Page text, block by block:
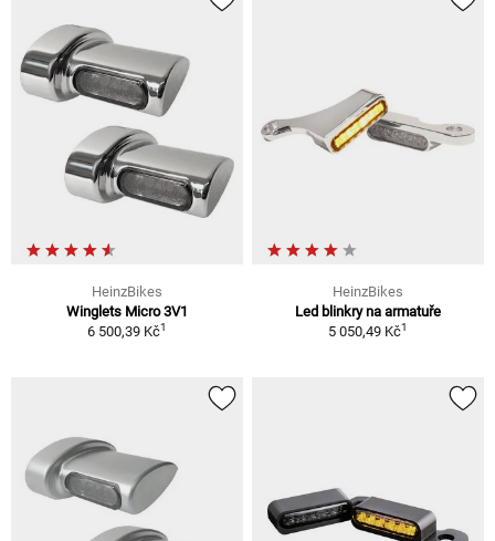
HeinzBikes
Winglets Micro 3V1
6 500,39 Kč1
HeinzBikes
Led blinkry na armatuře
5 050,49 Kč1